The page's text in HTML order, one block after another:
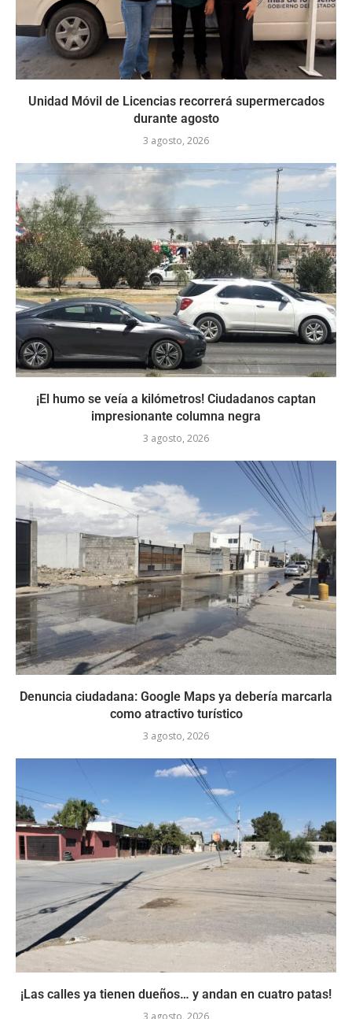
Unidad Móvil de Licencias recorrerá supermercados
durante agosto
3 agosto, 2026
¡El humo se veía a kilómetros! Ciudadanos captan
impresionante columna negra
3 agosto, 2026
Denuncia ciudadana: Google Maps ya debería marcarla
como atractivo turístico
3 agosto, 2026
¡Las calles ya tienen dueños… y andan en cuatro patas!
3 agosto, 2026